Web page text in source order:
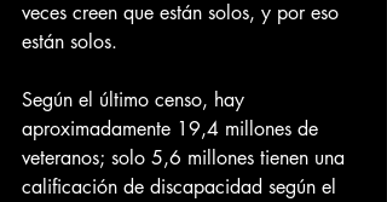
veces creen que están solos, y por eso
están solos.
Según el último censo, hay
aproximadamente 19,4 millones de
veteranos; solo 5,6 millones tienen una
calificación de discapacidad según el